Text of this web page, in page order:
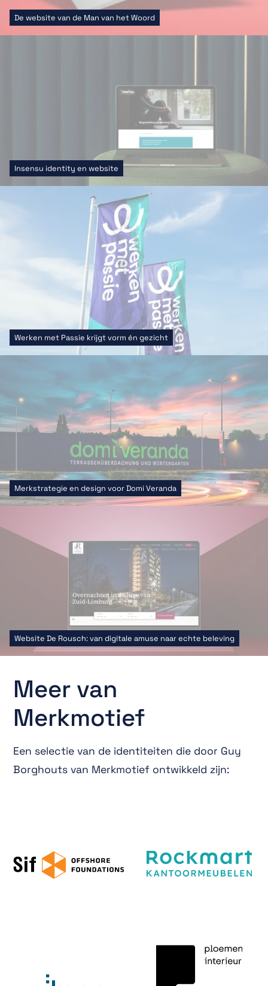
De website van de Man van het Woord
Insensu identity en website
Werken met Passie krijgt vorm én gezicht
Merkstrategie en design voor Domi Veranda
Website De Rousch: van digitale amuse naar echte beleving
Meer van
Merkmotief
Een selectie van de identiteiten die door Guy
Borghouts van Merkmotief ontwikkeld zijn: